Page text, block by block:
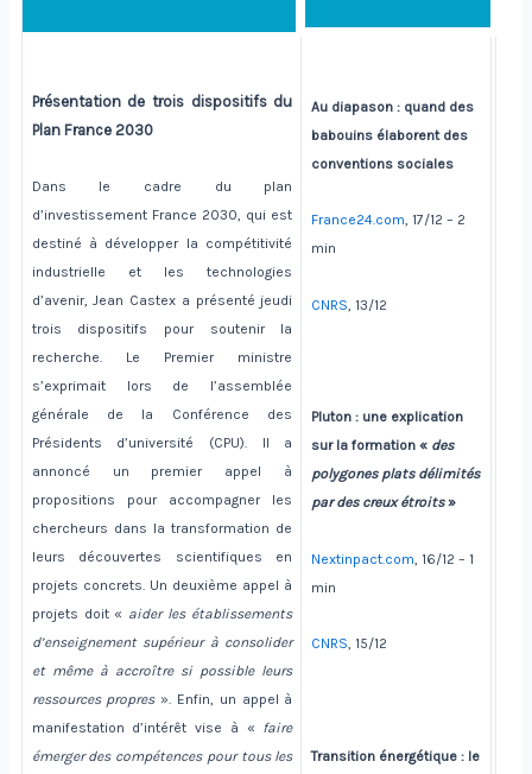
Présentation de trois dispositifs du
Plan France 2030
Dans le cadre du plan
d’investissement France 2030, qui est
destiné à développer la compétitivité
industrielle et les technologies
d’avenir, Jean Castex a présenté jeudi
trois dispositifs pour soutenir la
recherche. Le Premier ministre
s’exprimait lors de l’assemblée
générale de la Conférence des
Présidents d’université (CPU). Il a
annoncé un premier appel à
propositions pour accompagner les
chercheurs dans la transformation de
leurs découvertes scientifiques en
projets concrets. Un deuxième appel à
projets doit « aider les établissements
d’enseignement supérieur à consolider
et même à accroître si possible leurs
ressources propres». Enfin, un appel à
manifestation d’intérêt vise à « faire
émerger des compétences pour tous les
Au diapason : quand des
babouins élaborent des
conventions sociales
France24.com, 17/12 – 2
min
CNRS , 13/12
Pluton : une explication
sur la formation « des
polygones plats délimités
par des creux étroits»
Nextinpact.com , 16/12 – 1
min
CNRS, 15/12
Transition énergétique : le